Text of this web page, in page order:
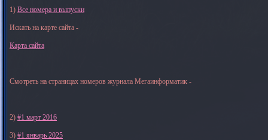
1) Все номера и выпуски
Искать на карте сайта -
Карта сайта
Смотреть на страницах номеров журнала Мегаинформатик -
2) #1 март 2016
3) #1 январь 2025